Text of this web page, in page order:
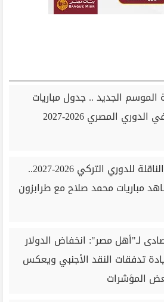
الموسم الجديد .. جدول مباريات
المصري 2026-2027
القنوات الناقلة للدوري التركي 2026-2027..
مباريات محمد صلاح مع طرابزون
لـ"أهل مصر": انخفاض الدولار
تدفقات النقد الأجنبي ويعكس
المؤشرات